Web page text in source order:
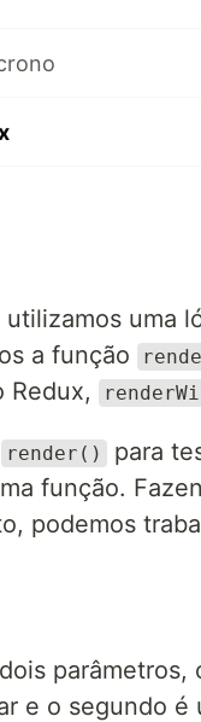
uma
a função
Redux,
render()
para
função.
podemos
parâmetros,
e o segundo é